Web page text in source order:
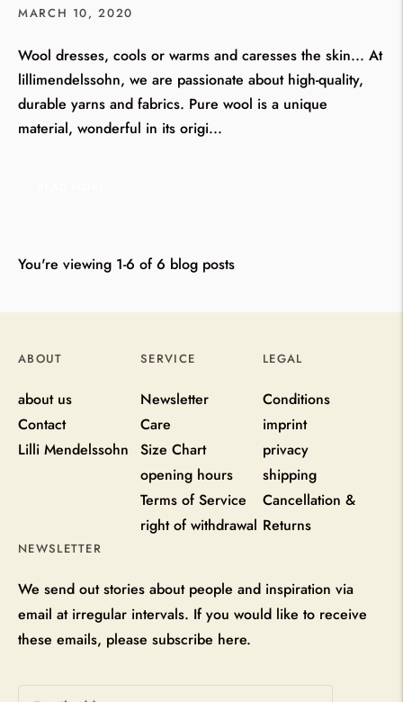
MARCH 10, 2020
Wool dresses, cools or warms and caresses the skin... At
lillimendelssohn, we are passionate about high-quality,
durable yarns and fabrics. Pure wool is a unique
material, wonderful in its origi...
You're viewing 1-6 of 6 blog posts
ABOUT
about us
Contact
Lilli Mendelssohn
SERVICE
Newsletter
Care
Size Chart
opening hours
Terms of Service
right of withdrawal
LEGAL
Conditions
imprint
privacy
shipping
Cancellation &
Returns
NEWSLETTER
We send out stories about people and inspiration via
email at irregular intervals. If you would like to receive
these emails, please subscribe here.